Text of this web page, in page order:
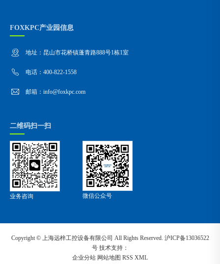
FOXKPC产业园信息
地址：昆山市花桥镇蓬青路888号1栋1室
电话：400-822-1558
邮箱：info@foxkpc.com
二维码扫一扫
业务咨询 微信公众号
Copyright © 上海远梓工控设备有限公司 All Rights Reserved. 沪ICP备13036522
号技术支持：
企业分站 网站地图 RSS XML